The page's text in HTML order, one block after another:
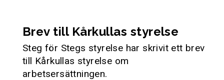
Brev till Kårkullas styrelse
Steg för Stegs styrelse har skrivit ett brev
till Kårkullas styrelse om
arbetsersättningen.